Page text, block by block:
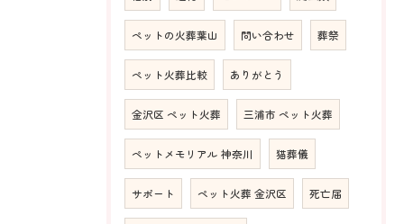
ペットの火葬葉山 問い合わせ 葬祭
ペット火葬比較 ありがとう
金沢区 ペット火葬 三浦市 ペット火葬
ペットメモリアル 神奈川 猫葬儀
サポート ペット火葬 金沢区 死亡届